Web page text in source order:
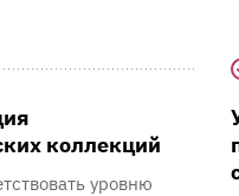
коллекций
уровню